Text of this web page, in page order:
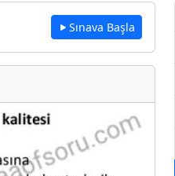
Sınava Başla